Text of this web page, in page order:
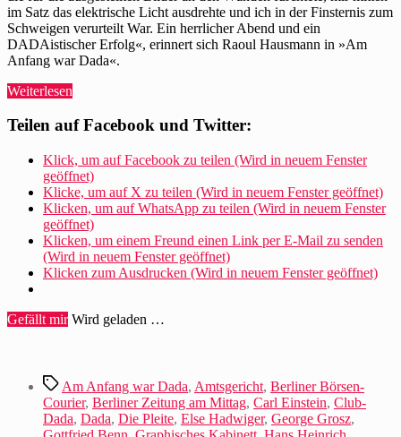
im Satz das elektrische Licht ausdrehte und ich in der Finsternis zum
Schweigen verurteilt War. Ein herrlicher Abend und ein
DADAistischer Erfolg«, erinnert sich Raoul Hausmann in »Am
Anfang war Dada«.
Weiterlesen
Fohsel
den
Beginn
von
DADA“
Teilen auf Facebook und Twitter:
Klick, um auf Facebook zu teilen (Wird in neuem Fenster
geöffnet)
Klicke, um auf X zu teilen (Wird in neuem Fenster geöffnet)
Klicken, um auf WhatsApp zu teilen (Wird in neuem Fenster
geöffnet)
Klicken, um einem Freund einen Link per E-Mail zu senden
(Wird in neuem Fenster geöffnet)
Klicken zum Ausdrucken (Wird in neuem Fenster geöffnet)
Gefällt mir Wird geladen …
Schlagwörter
Am Anfang war Dada, Amtsgericht, Berliner Börsen-
Courier, Berliner Zeitung am Mittag, Carl Einstein, Club-
Dada, Dada, Die Pleite, Else Hadwiger, George Grosz,